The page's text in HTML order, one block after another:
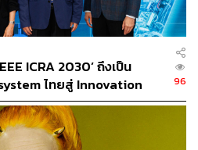
ICRA 2030’ ถึงเป็น
ไทยสู่ Innovation
96